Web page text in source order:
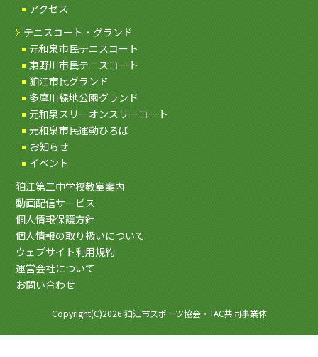
アクセス
テニスコート・グランド
元和泉市民テニスコート
東野川市民テニスコート
狛江市民グランド
多摩川緑地公園グランド
元和泉スリーオンスリーコート
元和泉市民運動ひろば
お知らせ
イベント
狛江第二中学校教室案内
動画配信サービス
個人情報保護方針
個人情報の取り扱いについて
ウェブサイト利用規約
運営会社について
お問い合わせ
Copyright(C)2026 狛江市スポーツ協会・TAC共同事業体